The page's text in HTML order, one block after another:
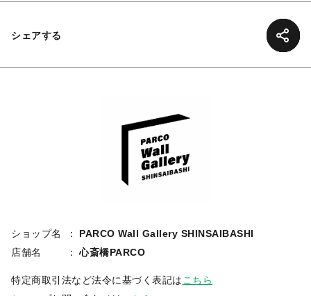
シェアする
ショップ名
PARCO Wall Gallery SHINSAIBASHI
店舗名
心斎橋PARCO
特定商取引法など法令に基づく表記は こちら